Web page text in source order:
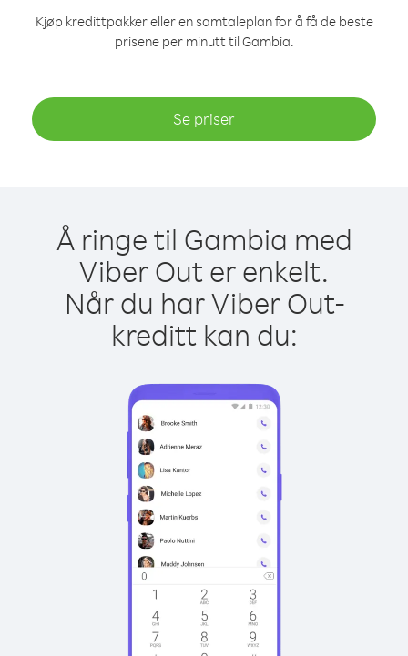
Kjøp kredittpakker eller en samtaleplan for å få de beste
prisene per minutt til Gambia.
Se priser
Å ringe til Gambia med
Viber Out er enkelt.
Når du har Viber Out-
kreditt kan du: